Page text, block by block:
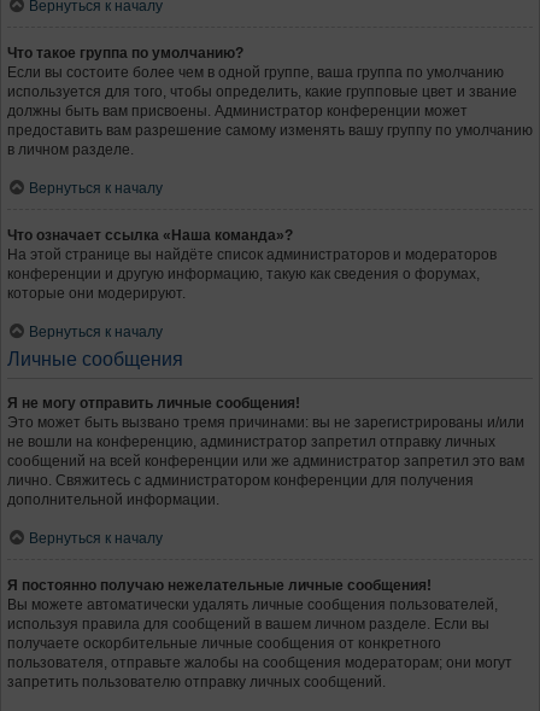
Вернуться к началу
Что такое группа по умолчанию?
Если вы состоите более чем в одной группе, ваша группа по умолчанию
используется для того, чтобы определить, какие групповые цвет и звание
должны быть вам присвоены. Администратор конференции может
предоставить вам разрешение самому изменять вашу группу по умолчанию
в личном разделе.
Вернуться к началу
Что означает ссылка «Наша команда»?
На этой странице вы найдёте список администраторов и модераторов
конференции и другую информацию, такую как сведения о форумах,
которые они модерируют.
Вернуться к началу
Личные сообщения
Я не могу отправить личные сообщения!
Это может быть вызвано тремя причинами: вы не зарегистрированы и/или
не вошли на конференцию, администратор запретил отправку личных
сообщений на всей конференции или же администратор запретил это вам
лично. Свяжитесь с администратором конференции для получения
дополнительной информации.
Вернуться к началу
Я постоянно получаю нежелательные личные сообщения!
Вы можете автоматически удалять личные сообщения пользователей,
используя правила для сообщений в вашем личном разделе. Если вы
получаете оскорбительные личные сообщения от конкретного
пользователя, отправьте жалобы на сообщения модераторам; они могут
запретить пользователю отправку личных сообщений.